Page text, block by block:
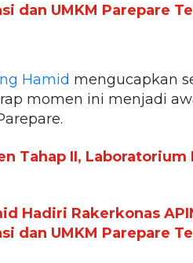
dan UMKM Parepare
Hamid mengucapkan
momen ini menjadi
Tahap II, Laboratorium
Hadiri Rakerkonas
dan UMKM Parepare